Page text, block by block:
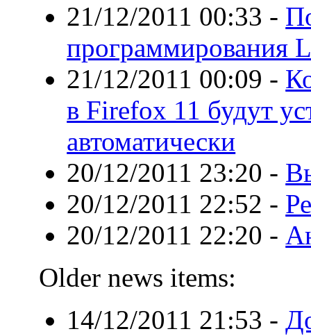
21/12/2011 00:33 -
программирования
21/12/2011 00:09 -
в Firefox 11 будут
автоматически
20/12/2011 23:20 -
20/12/2011 22:52 -
20/12/2011 22:20 -
Older news items:
14/12/2011 21:53 -